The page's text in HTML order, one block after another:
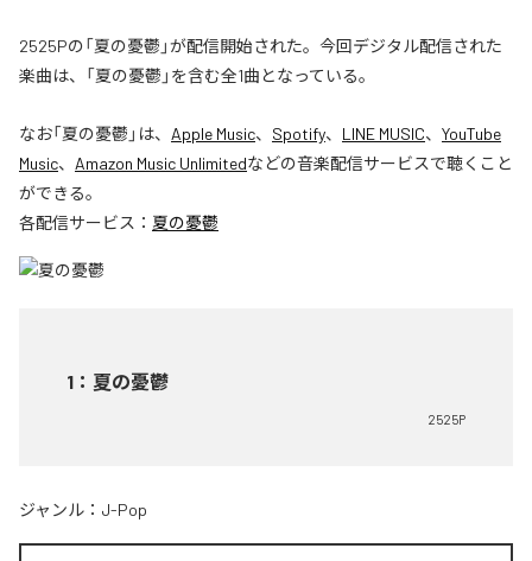
2525Pの「夏の憂鬱」が配信開始された。今回デジタル配信された
楽曲は、「夏の憂鬱」を含む全1曲となっている。
なお「夏の憂鬱 」は、 Apple Music、 Spotify、 LINE MUSIC、 YouTube
Music、 Amazon Music Unlimitedなどの音楽配信サービスで聴くこと
ができる。
各配信サービス： 夏の憂鬱
1 ： 夏の憂鬱
2525P
ジャンル： J-Pop